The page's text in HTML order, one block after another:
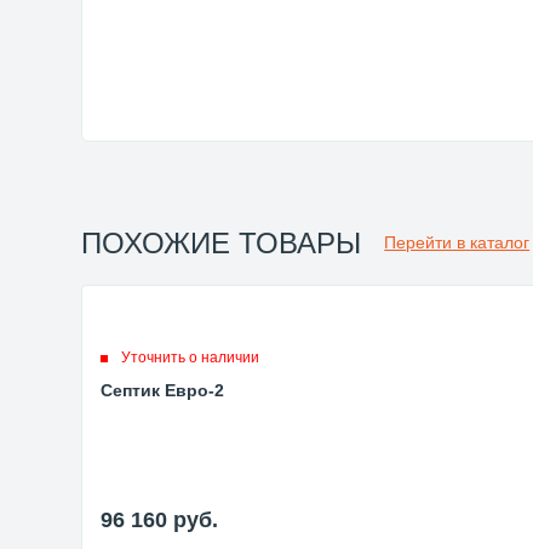
ПОХОЖИЕ ТОВАРЫ Перейти в каталог
Уточнить о наличии
Септик Евро-2
96 160 руб.